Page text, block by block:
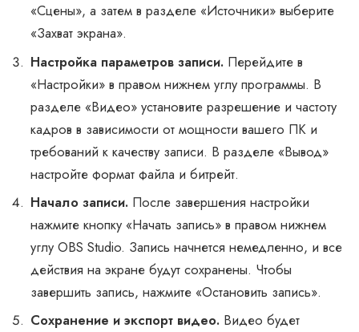
«Сцены», а затем в разделе «Источники» выберите
«Захват экрана».
Настройка параметров записи. Перейдите в
«Настройки» в правом нижнем углу программы. В
разделе «Видео» установите разрешение и частоту
кадров в зависимости от мощности вашего ПК и
требований к качеству записи. В разделе «Вывод»
настройте формат файла и битрейт.
Начало записи. После завершения настройки
нажмите кнопку «Начать запись» в правом нижнем
углу OBS Studio. Запись начнется немедленно, и все
действия на экране будут сохранены. Чтобы
завершить запись, нажмите «Остановить запись».
Сохранение и экспорт видео. Видео будет